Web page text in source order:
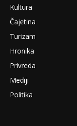
Kultura
Čajetina
Turizam
Hronika
Privreda
Mediji
Politika